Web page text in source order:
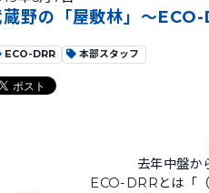
蔵野の「屋敷林」～
ECO-DRR 本部スタッフ
去年中盤か
ECO-DRRとは「